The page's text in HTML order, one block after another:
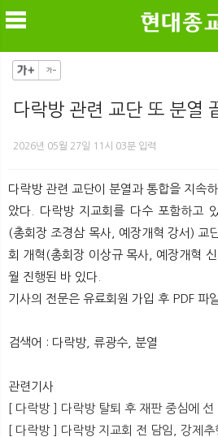
다락방 관련 교단 또 분열
2026년 05월 27일 11시 03분 입력
다락방 관련 교단이 분열과 통합을 지속
았다. 다락방 지교회를 다수 포함하고
(총회장 조경삼 목사, 예장개혁 강서) 교
회 개혁(총회장 이상규 목사, 예장개혁
월 진행된 바 있다.
기사의 전문은 유료회원 가입 후 PDF 파
검색어 : 다락방, 류광수, 분열
관련기사
[ 다락방 ] 다락방 탈퇴 후 재판 중심에
[ 다락방 ] 다락방 지교회 전 담임, 강제추